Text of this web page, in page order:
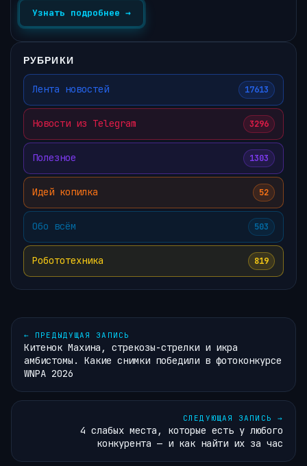
Узнать подробнее →
РУБРИКИ
Лента новостей 17613
Новости из Telegram 3296
Полезное 1303
Идей копилка 52
Обо всём 503
Робототехника 819
← ПРЕДЫДУЩАЯ ЗАПИСЬ
Китенок Махина, стрекозы-стрелки и икра
амбистомы. Какие снимки победили в фотоконкурсе
WNPA 2026
СЛЕДУЮЩАЯ ЗАПИСЬ →
4 слабых места, которые есть у любого
конкурента — и как найти их за час